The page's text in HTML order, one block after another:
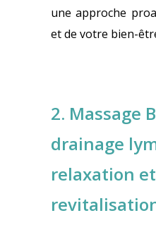
une approche
et de votre bien-
2. Massage
drainage
relaxation et